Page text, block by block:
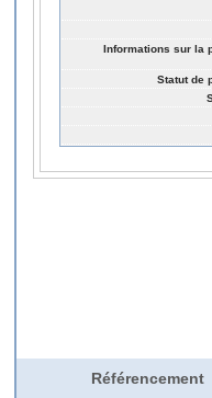
Informations sur la
Statut de
Référencement